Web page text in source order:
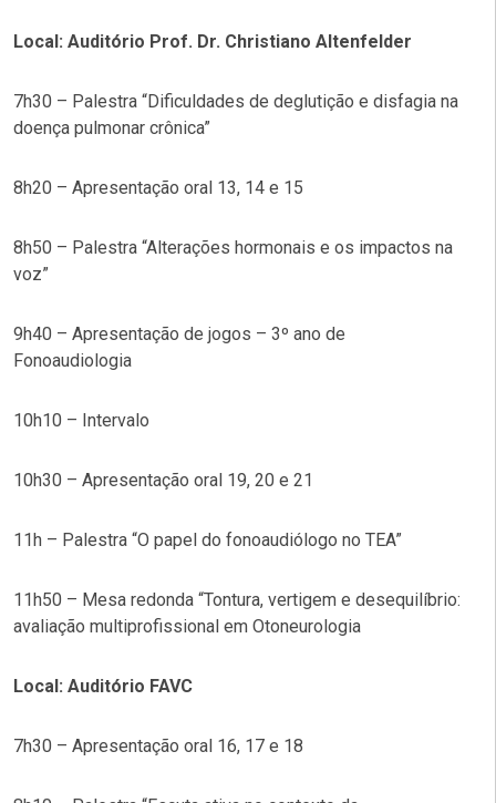
Local: Auditório Prof. Dr. Christiano Altenfelder
7h30 – Palestra “Dificuldades de deglutição e disfagia na
doença pulmonar crônica”
8h20 – Apresentação oral 13, 14 e 15
8h50 – Palestra “Alterações hormonais e os impactos na
voz”
9h40 – Apresentação de jogos – 3º ano de
Fonoaudiologia
10h10 – Intervalo
10h30 – Apresentação oral 19, 20 e 21
11h – Palestra “O papel do fonoaudiólogo no TEA”
11h50 – Mesa redonda “Tontura, vertigem e desequilíbrio:
avaliação multiprofissional em Otoneurologia
Local: Auditório FAVC
7h30 – Apresentação oral 16, 17 e 18